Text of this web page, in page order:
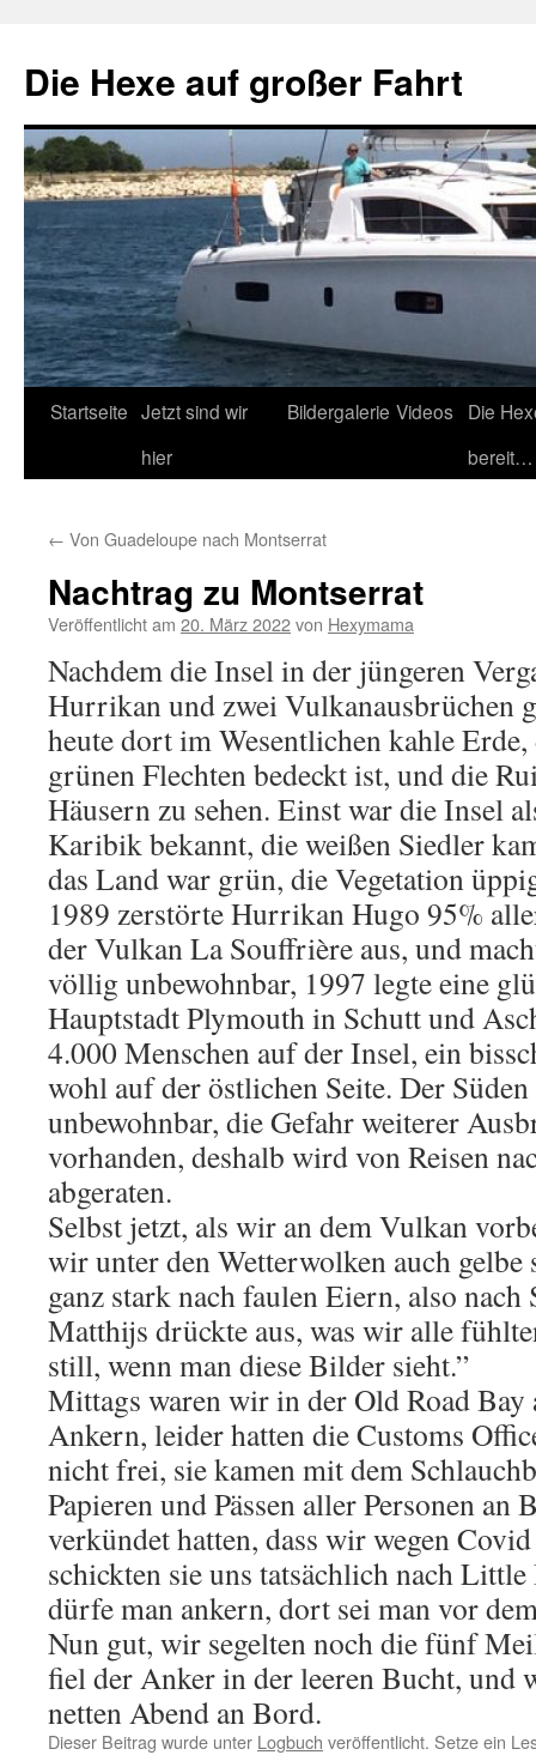
springen
Die Hexe auf großer Fahrt
Startseite Jetzt sind wir
hier
Bildergalerie Videos
Die
bereit…
← Von Guadeloupe nach Montserrat
Nachtrag zu Montserrat
Veröffentlicht am 20. März 2022von Hexymama
Nachdem die Insel in der jüngeren
Hurrikan und zwei Vulkanausbrüchen
heute dort im Wesentlichen kahle
grünen Flechten bedeckt ist, und die
Häusern zu sehen. Einst war die Insel
Karibik bekannt, die weißen Siedler
das Land war grün, die Vegetation
1989 zerstörte Hurrikan Hugo 95%
der Vulkan La Souffrière aus, und
völlig unbewohnbar, 1997 legte eine
Hauptstadt Plymouth in Schutt und
4.000 Menschen auf der Insel, ein
wohl auf der östlichen Seite. Der
unbewohnbar, die Gefahr weiterer
vorhanden, deshalb wird von Reisen
abgeraten.
Selbst jetzt, als wir an dem Vulkan
wir unter den Wetterwolken auch gelbe
ganz stark nach faulen Eiern, also nach
Matthijs drückte aus, was wir alle
still, wenn man diese Bilder sieht.”
Mittags waren wir in der Old Road Bay
Ankern, leider hatten die Customs
nicht frei, sie kamen mit dem
Papieren und Pässen aller Personen an
verkündet hatten, dass wir wegen
schickten sie uns tatsächlich nach
dürfe man ankern, dort sei man vor
Nun gut, wir segelten noch die fünf
fiel der Anker in der leeren Bucht, und
netten Abend an Bord.
Dieser Beitrag wurde unter Logbuch veröffentlicht. Setze ein